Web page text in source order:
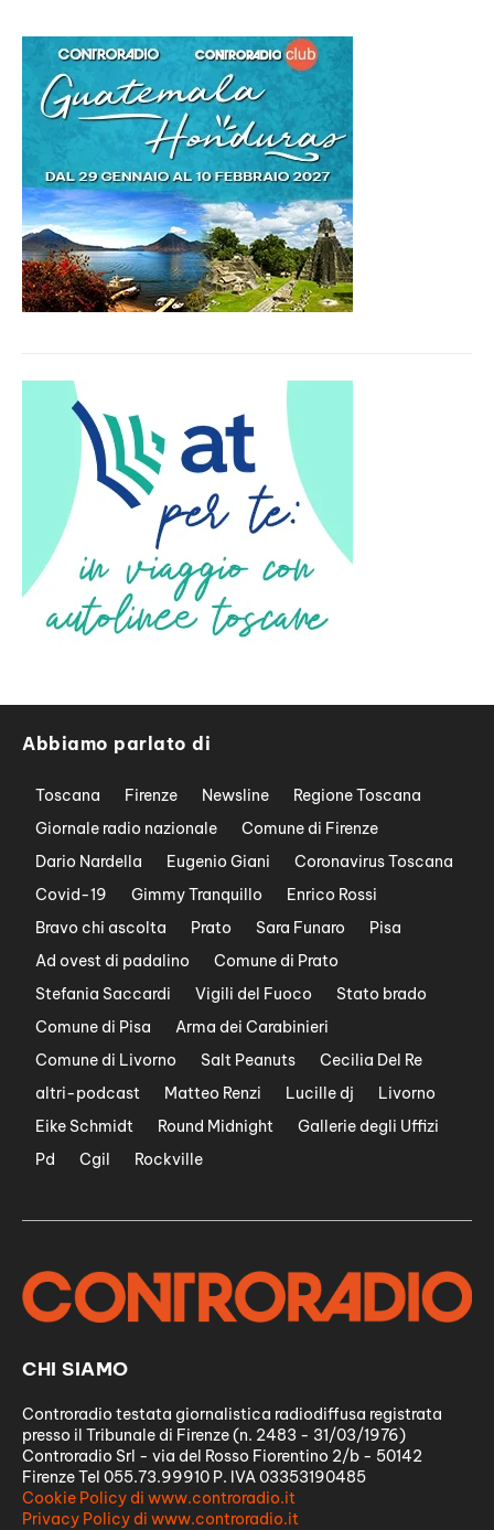
Abbiamo parlato di
Toscana Firenze Newsline
Regione Toscana
Giornale radio nazionale
Comune di Firenze
Dario Nardella
Eugenio Giani
Coronavirus Toscana
Covid-19
Gimmy Tranquillo
Enrico Rossi
Bravo chi ascolta
Prato Sara Funaro
Pisa
Ad ovest di padalino
Comune di Prato
Stefania Saccardi
Vigili del Fuoco
Stato brado
Comune di Pisa
Arma dei Carabinieri
Comune di Livorno
Salt Peanuts
Cecilia Del Re
altri-podcast
Matteo Renzi Lucille dj
Livorno
Eike Schmidt
Round Midnight
Gallerie degli Uffizi
Pd
Cgil Rockville
CHI SIAMO
Controradio testata giornalistica radiodiffusa registrata
presso il Tribunale di Firenze (n. 2483 - 31/03/1976)
Controradio Srl - via del Rosso Fiorentino 2/b - 50142
Firenze Tel 055.73.99910 P. IVA 03353190485
Cookie Policy di www.controradio.it
Privacy Policy di www.controradio.it